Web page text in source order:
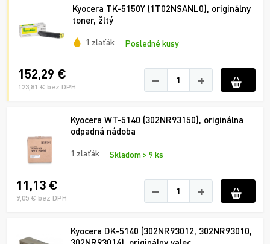
Kyocera TK-5150Y (1T02NSANL0), originálny
toner, žltý
1 zlaťák Posledné kusy
152,29 €
123,81 € bez DPH − +
Kyocera WT-5140 (302NR93150), originálna
odpadná nádoba
1 zlaťák Skladom > 9 ks
11,13 €
9,05 € bez DPH − +
Kyocera DK-5140 (302NR93012, 302NR93010,